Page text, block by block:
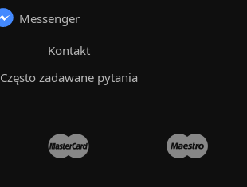
Messenger
Kontakt
Często zadawane pytania